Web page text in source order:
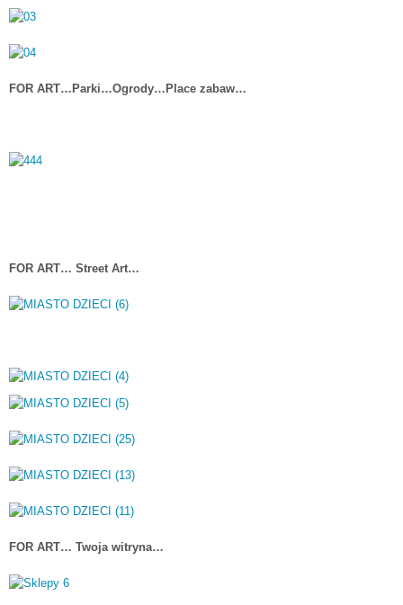
FOR ART…Parki…Ogrody…Place zabaw…
FOR ART… Street Art…
FOR ART… Twoja witryna…